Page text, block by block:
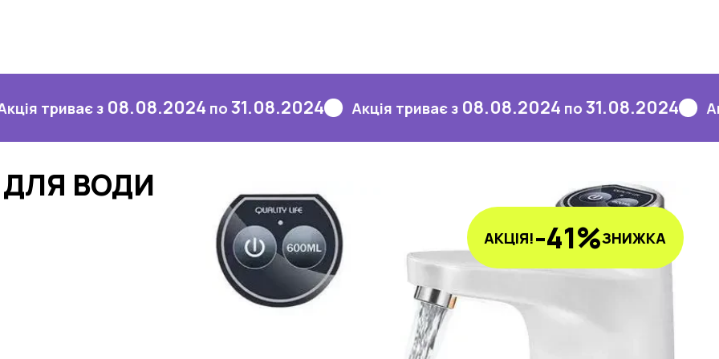
з 08.08.2024по31.08.2024 Акція триває з 08.08.2024по31.08.2024 Акція
ВОДИ
АКЦІЯ!-41%ЗНИЖКА